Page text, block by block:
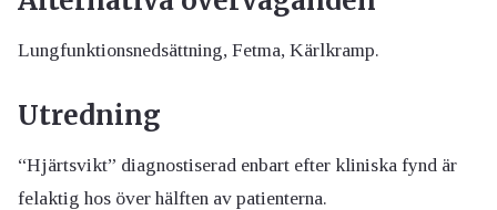
Lungfunktionsnedsättning, Fetma, Kärlkramp.
Utredning
“Hjärtsvikt” diagnostiserad enbart efter kliniska fynd är
felaktig hos över hälften av patienterna.